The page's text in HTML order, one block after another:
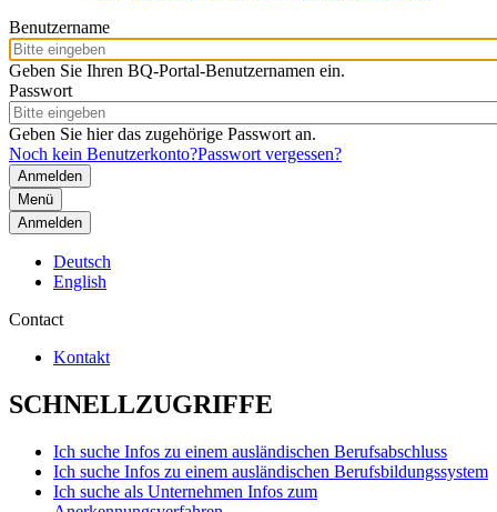
Benutzername
Geben Sie Ihren BQ-Portal-Benutzernamen ein.
Passwort
Geben Sie hier das zugehörige Passwort an.
Noch kein Benutzerkonto?Passwort vergessen?
Menü
Anmelden
Deutsch
English
Contact
Kontakt
SCHNELLZUGRIFFE
Ich suche Infos zu einem ausländischen Berufsabschluss
Ich suche Infos zu einem ausländischen Berufsbildungssystem
Ich suche als Unternehmen Infos zum